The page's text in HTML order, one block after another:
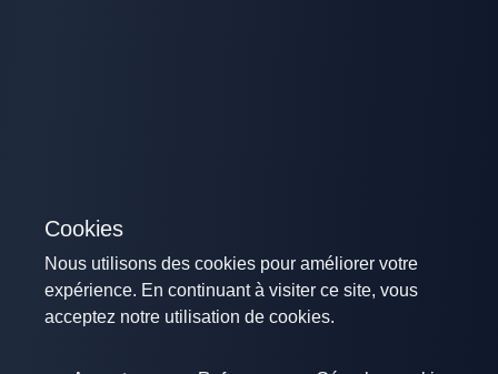
Cookies
Nous utilisons des cookies pour améliorer votre
expérience. En continuant à visiter ce site, vous
acceptez notre utilisation de cookies.